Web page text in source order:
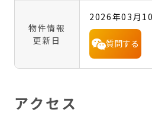
物件情報
更新日
2026年03月
質問する
アクセス